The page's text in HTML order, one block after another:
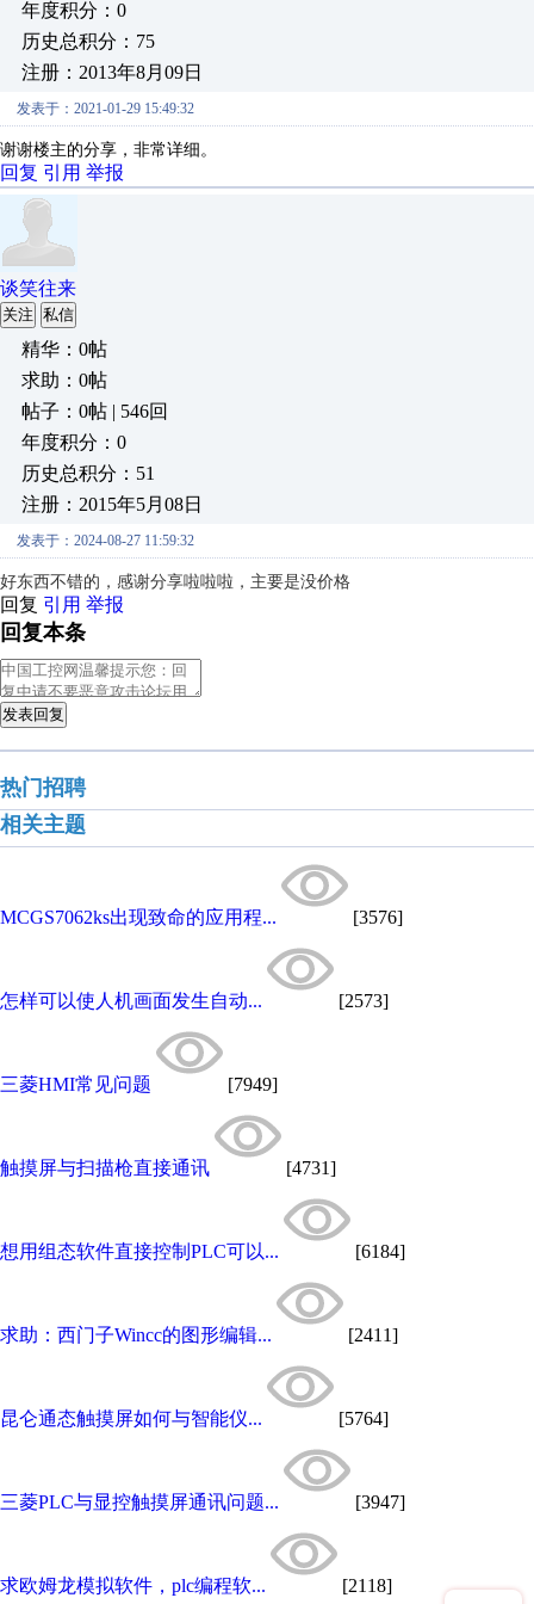
年度积分：0
历史总积分：75
注册：2013年8月09日
发表于：2021-01-29 15:49:32
谢谢楼主的分享，非常详细。
回复 引用 举报
谈笑往来
关注 私信
精华：0帖
求助：0帖
帖子：0帖 | 546回
年度积分：0
历史总积分：51
注册：2015年5月08日
发表于：2024-08-27 11:59:32
好东西不错的，感谢分享啦啦啦，主要是没价格
回复 引用 举报
回复本条
发表回复
热门招聘
相关主题
MCGS7062ks出现致命的应用程... [3576]
怎样可以使人机画面发生自动... [2573]
三菱HMI常见问题 [7949]
触摸屏与扫描枪直接通讯 [4731]
想用组态软件直接控制PLC可以... [6184]
求助：西门子Wincc的图形编辑... [2411]
昆仑通态触摸屏如何与智能仪... [5764]
三菱PLC与显控触摸屏通讯问题... [3947]
求欧姆龙模拟软件，plc编程软... [2118]